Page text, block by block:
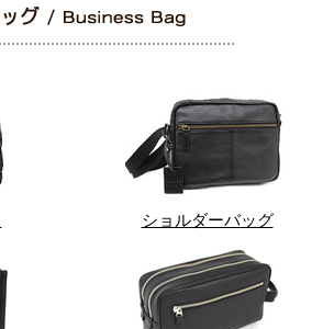
ショルダーバッグ